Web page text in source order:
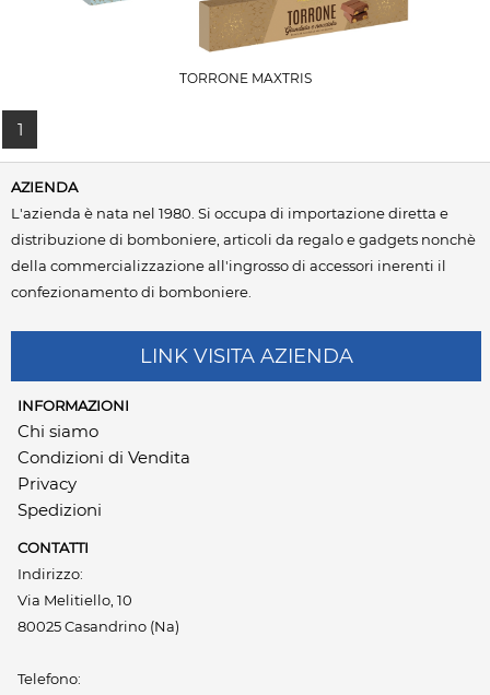
TORRONE MAXTRIS
1
AZIENDA
L'azienda è nata nel 1980. Si occupa di importazione diretta e
distribuzione di bomboniere, articoli da regalo e gadgets nonchè
della commercializzazione all'ingrosso di accessori inerenti il
confezionamento di bomboniere.
LINK VISITA AZIENDA
INFORMAZIONI
Chi siamo
Condizioni di Vendita
Privacy
Spedizioni
CONTATTI
Indirizzo:
Via Melitiello, 10
80025 Casandrino (Na)
Telefono: